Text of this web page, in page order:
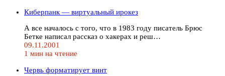
Киберпанк — виртуальный ирокез
А все началось с того, что в 1983 году писатель Брюс
Бетке написал рассказ о хакерах и реш…
09.11.2001
1 мин на чтение
Червь форматирует винт